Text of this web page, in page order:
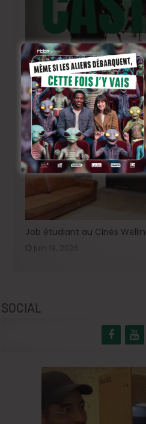
Casting « L’Or Rouge »: rôle
juin 29, 2026
Job étudiant au Cinés
SOCIAL